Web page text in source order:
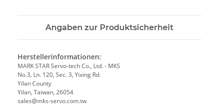
Angaben zur Produktsicherheit
Herstellerinformationen:
MARK STAR Servo-tech Co., Ltd. - MKS
No.3, Ln. 120, Sec. 3, Yixing Rd.
Yilan County
Yilan, Taiwan, 26054
sales@mks-servo.com.tw